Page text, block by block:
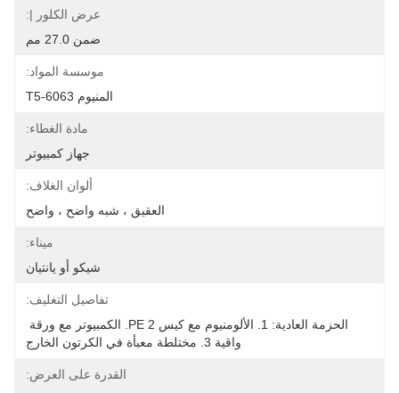
عرض الكلور |:
ضمن 27.0 مم
موسسة المواد:
المنيوم 6063-T5
مادة الغطاء:
جهاز كمبيوتر
ألوان الغلاف:
العقيق ، شبه واضح ، واضح
ميناء:
شيكو أو يانتيان
تفاصيل التغليف:
الحزمة العادية: 1. الألومنيوم مع كيس PE 2. الكمبيوتر مع ورقة
واقية 3. مختلطة معبأة في الكرتون الخارج
القدرة على العرض: